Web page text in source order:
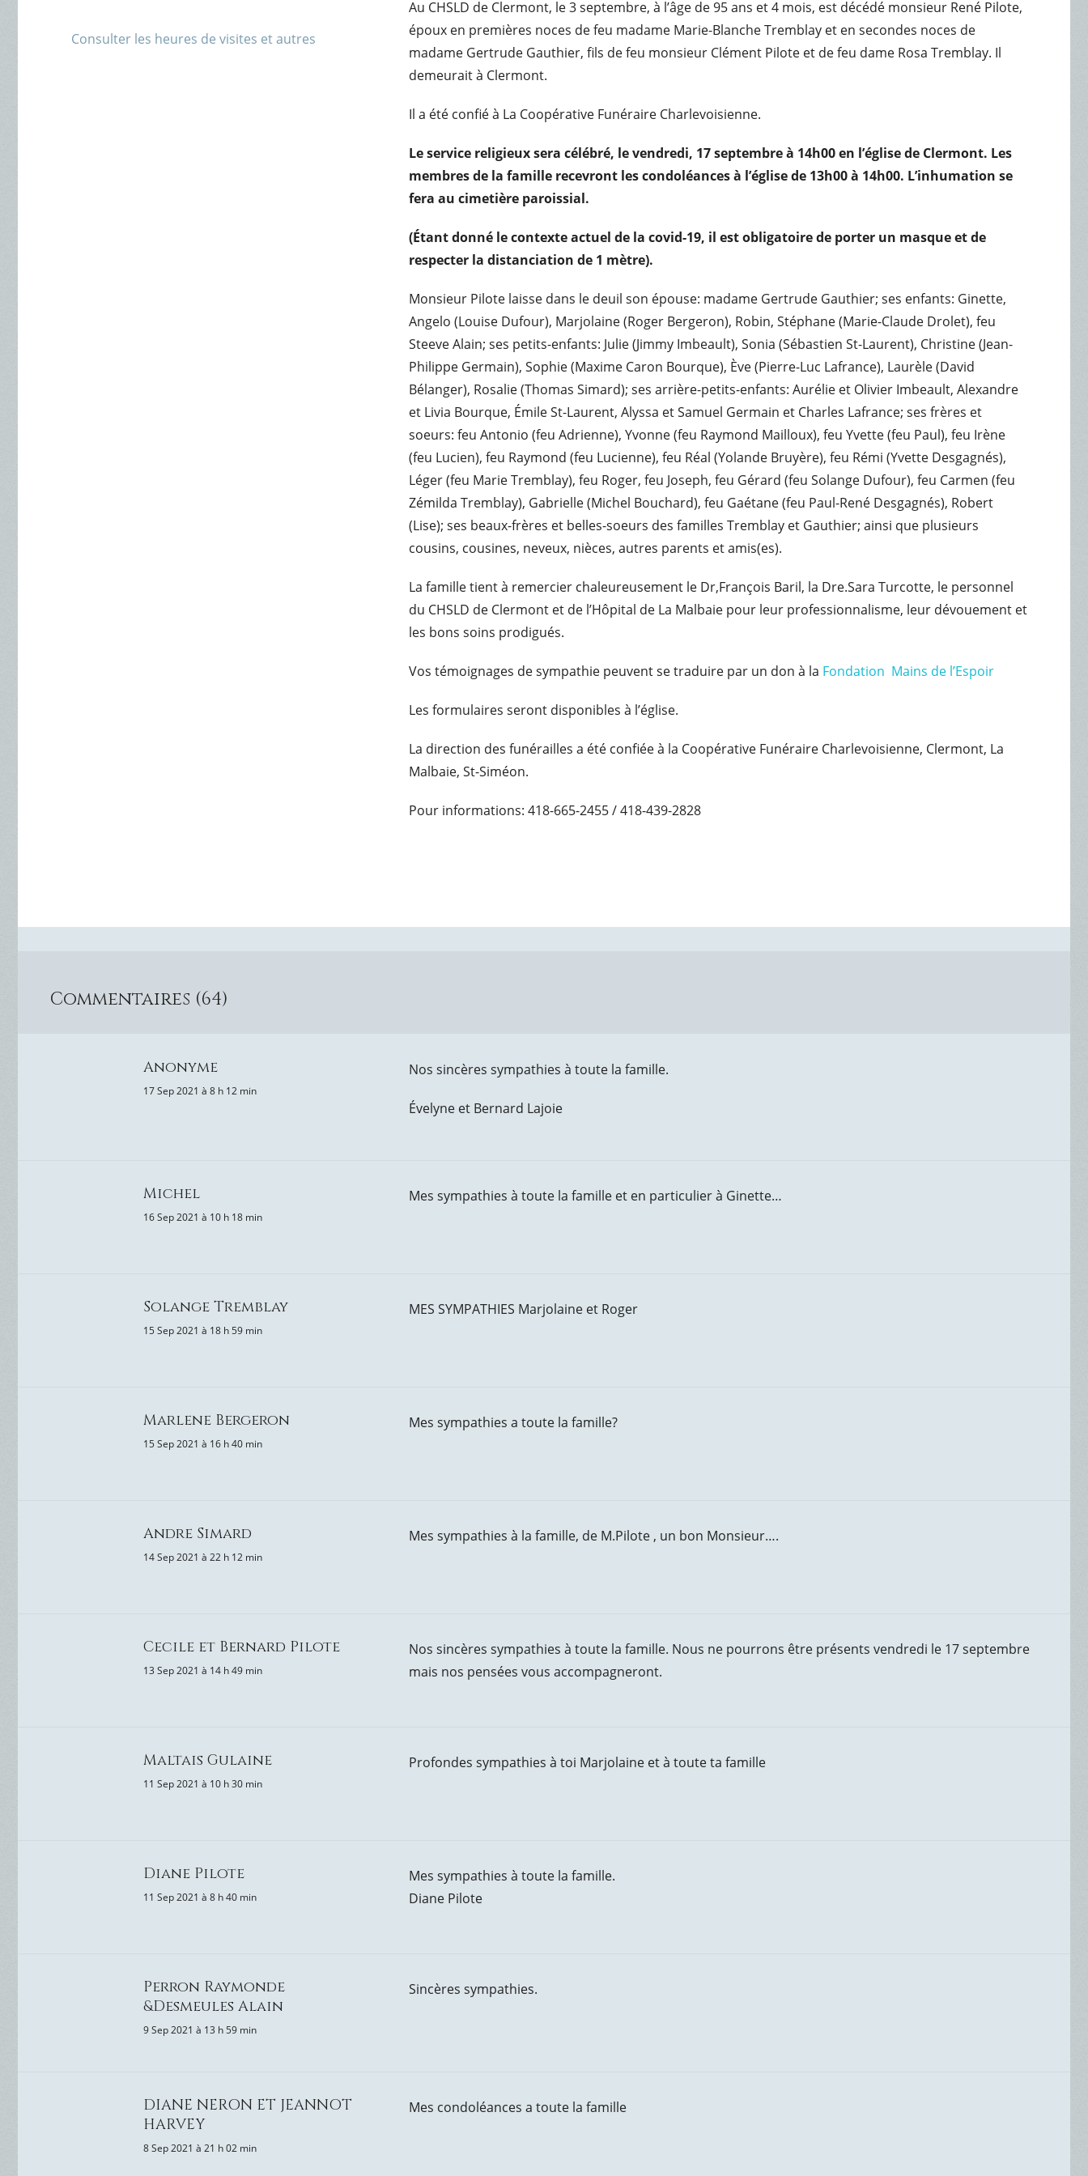
Consulter les heures de visites et autres
Au CHSLD de Clermont, le 3 septembre, à l’âge de 95 ans et 4 mois, est décédé monsieur René Pilote,
époux en premières noces de feu madame Marie-Blanche Tremblay et en secondes noces de
madame Gertrude Gauthier, fils de feu monsieur Clément Pilote et de feu dame Rosa Tremblay. Il
demeurait à Clermont.
Il a été confié à La Coopérative Funéraire Charlevoisienne.
Le service religieux sera célébré, le vendredi, 17 septembre à 14h00 en l’église de Clermont. Les
membres de la famille recevront les condoléances à l’église de 13h00 à 14h00. L’inhumation se
fera au cimetière paroissial.
(Étant donné le contexte actuel de la covid-19, il est obligatoire de porter un masque et de
respecter la distanciation de 1 mètre).
Monsieur Pilote laisse dans le deuil son épouse: madame Gertrude Gauthier; ses enfants: Ginette,
Angelo (Louise Dufour), Marjolaine (Roger Bergeron), Robin, Stéphane (Marie-Claude Drolet), feu
Steeve Alain; ses petits-enfants: Julie (Jimmy Imbeault), Sonia (Sébastien St-Laurent), Christine (Jean-
Philippe Germain), Sophie (Maxime Caron Bourque), Ève (Pierre-Luc Lafrance), Laurèle (David
Bélanger), Rosalie (Thomas Simard); ses arrière-petits-enfants: Aurélie et Olivier Imbeault, Alexandre
et Livia Bourque, Émile St-Laurent, Alyssa et Samuel Germain et Charles Lafrance; ses frères et
soeurs: feu Antonio (feu Adrienne), Yvonne (feu Raymond Mailloux), feu Yvette (feu Paul), feu Irène
(feu Lucien), feu Raymond (feu Lucienne), feu Réal (Yolande Bruyère), feu Rémi (Yvette Desgagnés),
Léger (feu Marie Tremblay), feu Roger, feu Joseph, feu Gérard (feu Solange Dufour), feu Carmen (feu
Zémilda Tremblay), Gabrielle (Michel Bouchard), feu Gaétane (feu Paul-René Desgagnés), Robert
(Lise); ses beaux-frères et belles-soeurs des familles Tremblay et Gauthier; ainsi que plusieurs
cousins, cousines, neveux, nièces, autres parents et amis(es).
La famille tient à remercier chaleureusement le Dr,François Baril, la Dre.Sara Turcotte, le personnel
du CHSLD de Clermont et de l’Hôpital de La Malbaie pour leur professionnalisme, leur dévouement et
les bons soins prodigués.
Vos témoignages de sympathie peuvent se traduire par un don à la Fondation Mains de l’Espoir
Les formulaires seront disponibles à l’église.
La direction des funérailles a été confiée à la Coopérative Funéraire Charlevoisienne, Clermont, La
Malbaie, St-Siméon.
Pour informations: 418-665-2455 / 418-439-2828
Commentaires (64)
Anonyme
17 Sep 2021 à 8 h 12 min
Nos sincères sympathies à toute la famille.
Évelyne et Bernard Lajoie
Michel
16 Sep 2021 à 10 h 18 min
Mes sympathies à toute la famille et en particulier à Ginette…
Solange Tremblay
15 Sep 2021 à 18 h 59 min
MES SYMPATHIES Marjolaine et Roger
Marlene Bergeron
15 Sep 2021 à 16 h 40 min
Mes sympathies a toute la famille?
Andre Simard
14 Sep 2021 à 22 h 12 min
Mes sympathies à la famille, de M.Pilote , un bon Monsieur….
Cecile et Bernard Pilote
13 Sep 2021 à 14 h 49 min
Nos sincères sympathies à toute la famille. Nous ne pourrons être présents vendredi le 17 septembre
mais nos pensées vous accompagneront.
Maltais Gulaine
11 Sep 2021 à 10 h 30 min
Profondes sympathies à toi Marjolaine et à toute ta famille
Diane Pilote
11 Sep 2021 à 8 h 40 min
Mes sympathies à toute la famille.
Diane Pilote
Perron Raymonde
&Desmeules Alain
9 Sep 2021 à 13 h 59 min
Sincères sympathies.
DIANE NERON ET JEANNOT
HARVEY
8 Sep 2021 à 21 h 02 min
Mes condoléances a toute la famille